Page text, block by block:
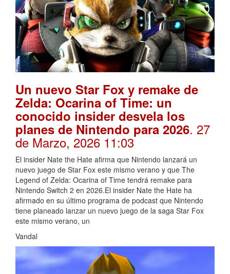
Un nuevo Star Fox y remake de
Zelda: Ocarina of Time: un
conocido insider desvela los
planes de Nintendo para 2026. 27
de Marzo, 2026 11:03
El insider Nate the Hate afirma que Nintendo lanzará un
nuevo juego de Star Fox este mismo verano y que The
Legend of Zelda: Ocarina of Time tendrá remake para
Nintendo Switch 2 en 2026.El insider Nate the Hate ha
afirmado en su último programa de podcast que Nintendo
tiene planeado lanzar un nuevo juego de la saga Star Fox
este mismo verano, un
Vandal